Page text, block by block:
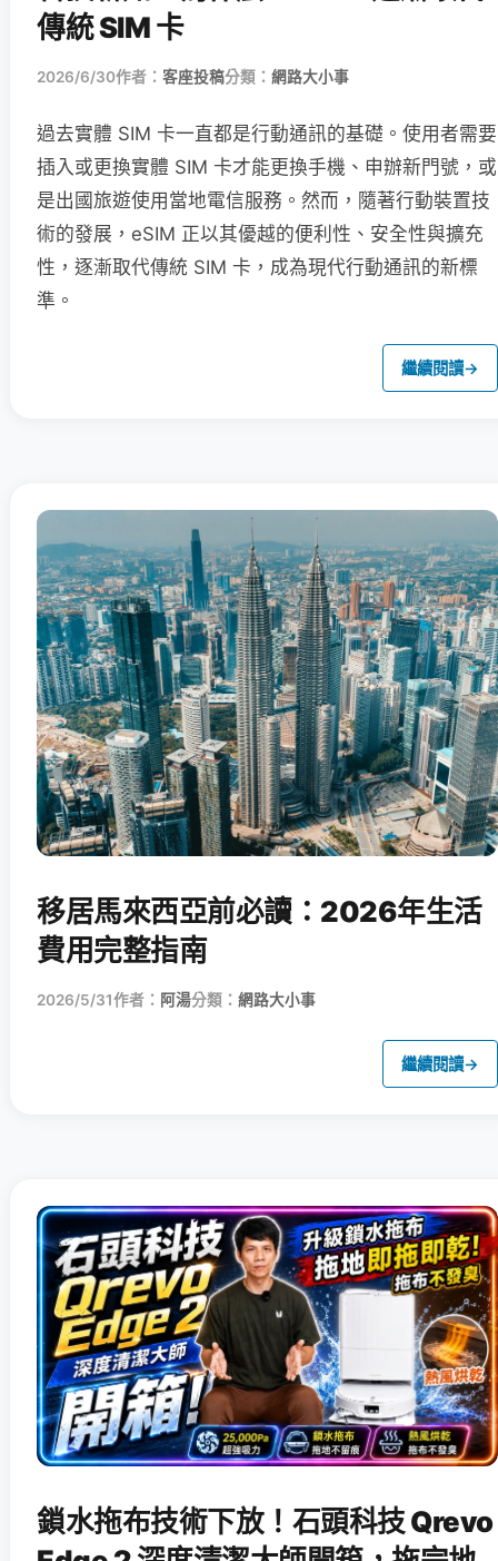
傳統 SIM 卡
2026/6/30作者： 客座投稿分類： 網路大小事
過去實體 SIM 卡一直都是行動通訊的基礎。使用者需要
插入或更換實體 SIM 卡才能更換手機、申辦新門號，或
是出國旅遊使用當地電信服務。然而，隨著行動裝置技
術的發展，eSIM 正以其優越的便利性、安全性與擴充
性，逐漸取代傳統 SIM 卡，成為現代行動通訊的新標
準。
繼續閱讀→
移居馬來西亞前必讀：2026年生活
費用完整指南
2026/5/31作者： 阿湯分類： 網路大小事
繼續閱讀→
鎖水拖布技術下放！石頭科技 Qrevo